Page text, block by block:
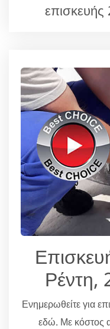
Ρέντη,
Ενημερωθείτε για
εδώ. Με κόστος